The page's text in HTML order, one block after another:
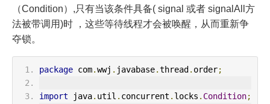
（Condition）,只有当该条件具备( signal 或者 signalAll方
法被带调用)时 ，这些等待线程才会被唤醒，从而重新争
夺锁。
package com.wwj . javabase.thread . order;
import java. util . concurrent . locks . Condition;